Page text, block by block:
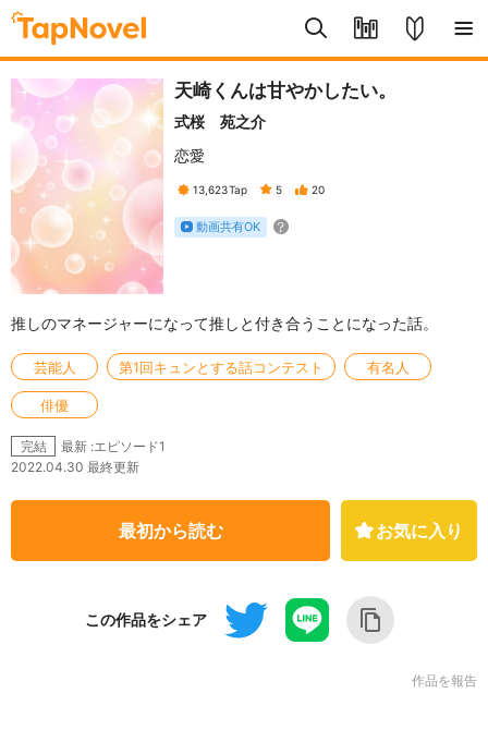
天崎くんは甘やかしたい。
式桜 苑之介
恋愛
13,623Tap 5 20
動画共有OK
推しのマネージャーになって推しと付き合うことになった話。
芸能人 第1回キュンとする話コンテスト 有名人
俳優
完結
最新 :エピソード1
2022.04.30 最終更新
最初から読む お気に入り
この作品をシェア
作品を報告